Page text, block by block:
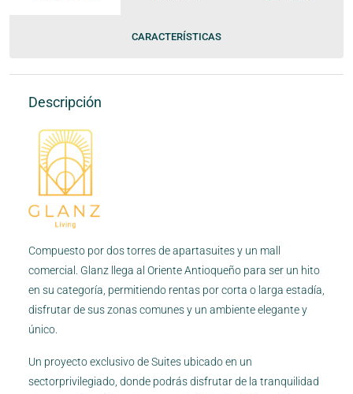
CARACTERÍSTICAS
Descripción
Compuesto por dos torres de apartasuites y un mall
comercial. Glanz llega al Oriente Antioqueño para ser un hito
en su categoría, permitiendo rentas por corta o larga estadía,
disfrutar de sus zonas comunes y un ambiente elegante y
único.
Un proyecto exclusivo de Suites ubicado en un
sectorprivilegiado, donde podrás disfrutar de la tranquilidad